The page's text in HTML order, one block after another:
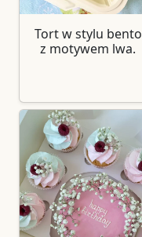
Tort w stylu bento
z motywem lwa.